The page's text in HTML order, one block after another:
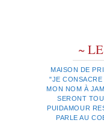
~
MAISON DE
"JE
MON NOM À
SERONT
PUIDAMOUR
PARLE AU